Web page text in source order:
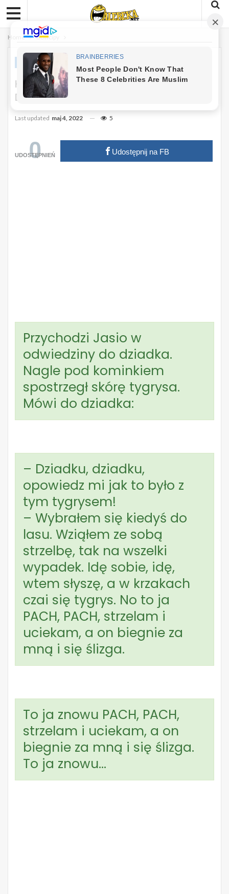
Home Dowcipy
DOWCIPY
Kawał: Przychodzi Jasio W Odwiedziny
Do Dziadka.
Last updated maj 4, 2022 5
0
UDOSTĘPNIEŃ Udostępnij na FB
Przychodzi Jasio w
odwiedziny do dziadka.
Nagle pod kominkiem
spostrzegł skórę tygrysa.
Mówi do dziadka:
– Dziadku, dziadku,
opowiedz mi jak to było z
tym tygrysem!
– Wybrałem się kiedyś do
lasu. Wziąłem ze sobą
strzelbę, tak na wszelki
wypadek. Idę sobie, idę,
wtem słyszę, a w krzakach
czai się tygrys. No to ja
PACH, PACH, strzelam i
uciekam, a on biegnie za
mną i się ślizga.
To ja znowu PACH, PACH,
strzelam i uciekam, a on
biegnie za mną i się ślizga.
To ja znowu…